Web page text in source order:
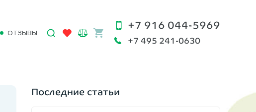
ОТЗЫВЫ
+7 916 044-5969
+7 495 241-0630
Последние статьи